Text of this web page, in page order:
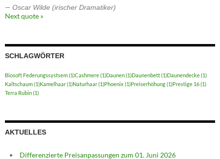
— Oscar Wilde (irischer Dramatiker)
Next quote »
SCHLAGWÖRTER
Biosoft Federungssystsem(1)Cashmere(1)Daunen(1)Daunenbett(1)Daunendecke(1)
Kaltschaum(1)Kamelhaar(1)Naturhaar(1)Phoenix (1)Preiserhöhung(1)Prestige 16(1)
Terra Rubin(1)
AKTUELLES
Differenzierte Preisanpassungen zum 01. Juni 2026